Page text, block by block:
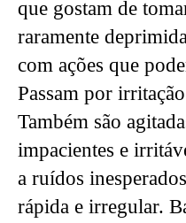
que gostam de
raramente
com ações que
Passam por
Também são
impacientes e
a ruídos
rápida e irregular.